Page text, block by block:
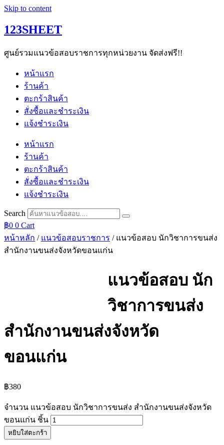
Skip to content
123SHEET
ศูนย์รวมแนวข้อสอบราชการทุกหน่วยงาน จัดส่งฟรี!!
หน้าแรก
ร้านค้า
ตะกร้าสินค้า
สั่งซื้อและชำระเงิน
แจ้งชำระเงิน
หน้าแรก
ร้านค้า
ตะกร้าสินค้า
สั่งซื้อและชำระเงิน
แจ้งชำระเงิน
Search
฿0 0 Cart
หน้าหลัก / แนวข้อสอบราชการ / แนวข้อสอบ นักวิชาการขนส่ง
สำนักงานขนส่งจังหวัดขอนแก่น
แนวข้อสอบ นัก
วิชาการขนส่ง
สำนักงานขนส่งจังหวัด
ขอนแก่น
฿380
จำนวน แนวข้อสอบ นักวิชาการขนส่ง สำนักงานขนส่งจังหวัด
ขอนแก่น ชิ้น
หยิบใส่ตะกร้า